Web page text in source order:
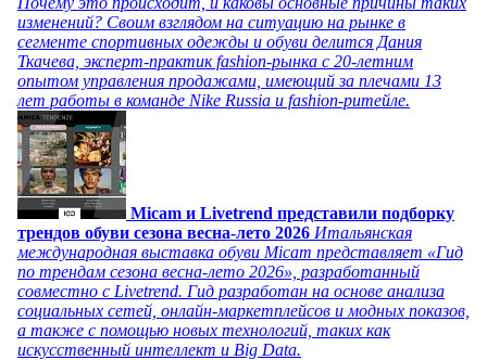
изменений? Своим взглядом на ситуацию на рынке в
сегменте спортивных одежды и обуви делится Дания
Ткачева, эксперт-практик fashion-рынка с 20-летним
опытом управления продажами, имеющий за плечами 13
лет работы в команде Nike Russia и fashion-ритейле.
Micam и Livetrend представили подборку
трендов обуви сезона весна-лето 2026 Итальянская
международная выставка обуви Micam представляет «Гид
по трендам сезона весна-лето 2026», разработанный
совместно с Livetrend. Гид разработан на основе анализа
социальных сетей, онлайн-маркетплейсов и модных показов,
а также с помощью новых технологий, таких как
искусственный интеллект и Big Data.